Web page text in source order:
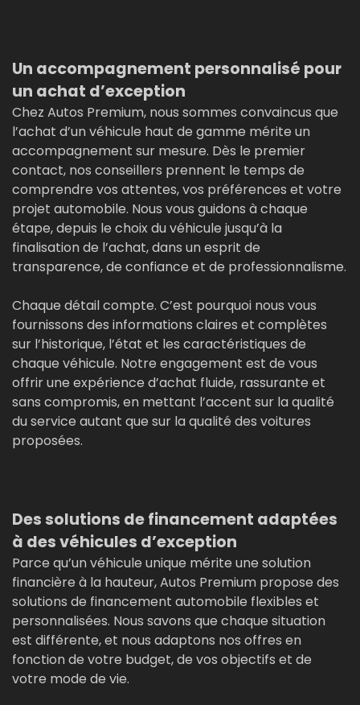
Un accompagnement personnalisé pour
un achat d’exception
Chez Autos Premium, nous sommes convaincus que
l’achat d’un véhicule haut de gamme mérite un
accompagnement sur mesure. Dès le premier
contact, nos conseillers prennent le temps de
comprendre vos attentes, vos préférences et votre
projet automobile. Nous vous guidons à chaque
étape, depuis le choix du véhicule jusqu’à la
finalisation de l’achat, dans un esprit de
transparence, de confiance et de professionnalisme.
Chaque détail compte. C’est pourquoi nous vous
fournissons des informations claires et complètes
sur l’historique, l’état et les caractéristiques de
chaque véhicule. Notre engagement est de vous
offrir une expérience d’achat fluide, rassurante et
sans compromis, en mettant l’accent sur la qualité
du service autant que sur la qualité des voitures
proposées.
Des solutions de financement adaptées
à des véhicules d’exception
Parce qu’un véhicule unique mérite une solution
financière à la hauteur, Autos Premium propose des
solutions de financement automobile flexibles et
personnalisées. Nous savons que chaque situation
est différente, et nous adaptons nos offres en
fonction de votre budget, de vos objectifs et de
votre mode de vie.